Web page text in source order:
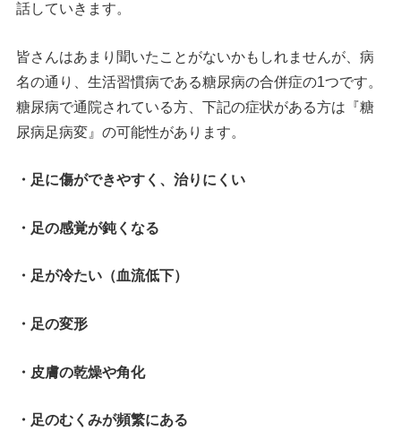
話していきます。
皆さんはあまり聞いたことがないかもしれませんが、病
名の通り、生活習慣病である糖尿病の合併症の1つです。
糖尿病で通院されている方、下記の症状がある方は『糖
尿病足病変』の可能性があります。
・足に傷ができやすく、治りにくい
・足の感覚が鈍くなる
・足が冷たい（血流低下）
・足の変形
・皮膚の乾燥や角化
・足のむくみが頻繁にある